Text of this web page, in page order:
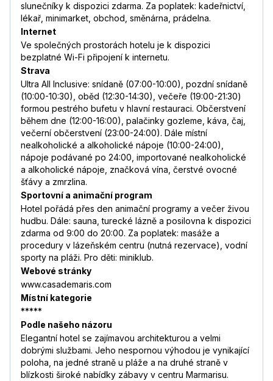
slunečníky k dispozici zdarma. Za poplatek: kadeřnictví,
lékař, minimarket, obchod, směnárna, prádelna.
Internet
Ve společných prostorách hotelu je k dispozici
bezplatné Wi-Fi připojení k internetu.
Strava
Ultra All Inclusive: snídaně (07:00-10:00), pozdní snídaně
(10:00-10:30), oběd (12:30-14:30), večeře (19:00-21:30)
formou pestrého bufetu v hlavní restauraci. Občerstvení
během dne (12:00-16:00), palačinky gozleme, káva, čaj,
večerní občerstvení (23:00-24:00). Dále místní
nealkoholické a alkoholické nápoje (10:00-24:00),
nápoje podávané po 24:00, importované nealkoholické
a alkoholické nápoje, značková vína, čerstvé ovocné
šťávy a zmrzlina.
Sportovní a animační program
Hotel pořádá přes den animační programy a večer živou
hudbu. Dále: sauna, turecké lázně a posilovna k dispozici
zdarma od 9:00 do 20:00. Za poplatek: masáže a
procedury v lázeňském centru (nutná rezervace), vodní
sporty na pláži. Pro děti: miniklub.
Webové stránky
www.casademaris.com
Místní kategorie
*****
Podle našeho názoru
Elegantní hotel se zajímavou architekturou a velmi
dobrými službami. Jeho nespornou výhodou je vynikající
poloha, na jedné straně u pláže a na druhé straně v
blízkosti široké nabídky zábavy v centru Marmarisu.